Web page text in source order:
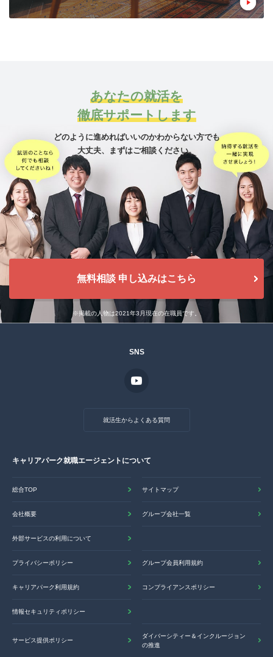
あなたの就活を
徹底サポートします
どのように進めればいいのかわからない方でも
大丈夫、
まずはご相談ください。
無料相談 申し込みはこちら
※掲載の人物は2021年3月現在の在職員です。
SNS
就活生からよくある質問
キャリアパーク就職エージェントについて
総合TOP サイトマップ
会社概要 グループ会社一覧
外部サービスの利用について
プライバシーポリシー グループ会員利用規約
キャリアパーク利用規約 コンプライアンスポリシー
情報セキュリティポリシー
サービス提供ポリシー
ダイバーシティー＆インクルージョン
の推進